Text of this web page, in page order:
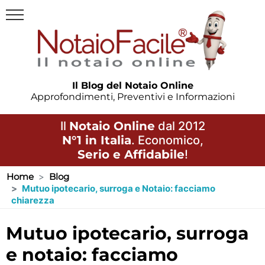
Il Blog del Notaio Online
Approfondimenti, Preventivi e Informazioni
Il Notaio Online dal 2012
N°1 in Italia. Economico,
Serio e Affidabile!
Home
Blog
Mutuo ipotecario, surroga e Notaio: facciamo
chiarezza
mutuo ipotecario, surroga
e notaio: facciamo